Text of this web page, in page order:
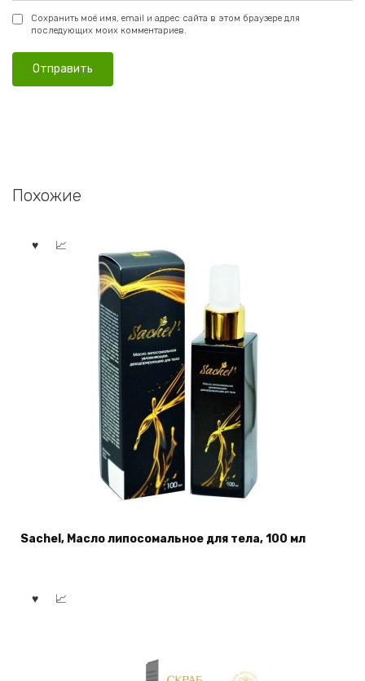
Сохранить моё имя, email и адрес сайта в этом браузере для
последующих моих комментариев.
Похожие
Sachel, Масло липосомальное для тела, 100 мл